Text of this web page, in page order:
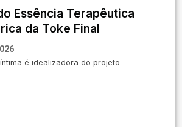
Essência Terapêutica
da Toke Final
é idealizadora do projeto